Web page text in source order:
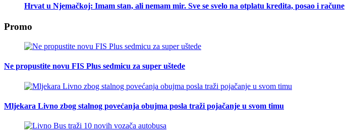
Hrvat u Njemačkoj: Imam stan, ali nemam mir. Sve se svelo na otplatu kredita, posao i račune
Promo
Ne propustite novu FIS Plus sedmicu za super uštede
Mljekara Livno zbog stalnog povećanja obujma posla traži pojačanje u svom timu